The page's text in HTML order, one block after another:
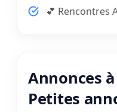
💕 Rencontres
Annonces
Petites